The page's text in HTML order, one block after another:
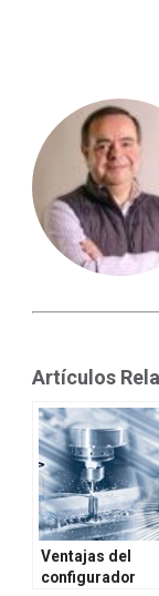
Artículos
Ventajas del
configurador